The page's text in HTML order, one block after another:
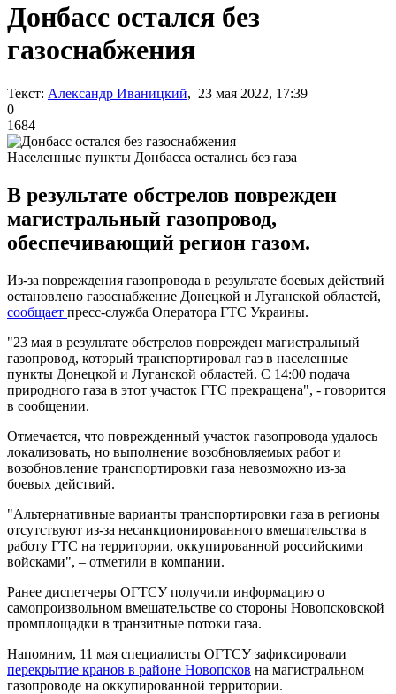
Донбасс остался без
газоснабжения
Текст: Александр Иваницкий, 23 мая 2022, 17:39
0
1684
Населенные пункты Донбасса остались без газа
В результате обстрелов поврежден
магистральный газопровод,
обеспечивающий регион газом.
Из-за повреждения газопровода в результате боевых действий
остановлено газоснабжение Донецкой и Луганской областей,
сообщает пресс-служба Оператора ГТС Украины.
"23 мая в результате обстрелов поврежден магистральный
газопровод, который транспортировал газ в населенные
пункты Донецкой и Луганской областей. С 14:00 подача
природного газа в этот участок ГТС прекращена", - говорится
в сообщении.
Отмечается, что поврежденный участок газопровода удалось
локализовать, но выполнение возобновляемых работ и
возобновление транспортировки газа невозможно из-за
боевых действий.
"Альтернативные варианты транспортировки газа в регионы
отсутствуют из-за несанкционированного вмешательства в
работу ГТС на территории, оккупированной российскими
войсками", – отметили в компании.
Ранее диспетчеры ОГТСУ получили информацию о
самопроизвольном вмешательстве со стороны Новопсковской
промплощадки в транзитные потоки газа.
Напомним, 11 мая специалисты ОГТСУ зафиксировали
перекрытие кранов в районе Новопсков на магистральном
газопроводе на оккупированной территории.